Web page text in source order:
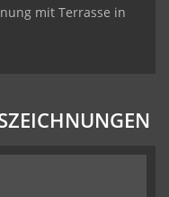
mit Terrasse in